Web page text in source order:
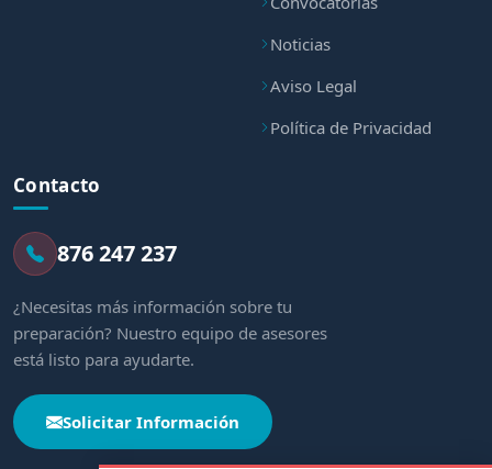
Noticias
Aviso Legal
Política de Privacidad
Contacto
876 247 237
¿Necesitas más información sobre tu
preparación? Nuestro equipo de asesores
está listo para ayudarte.
Solicitar Información